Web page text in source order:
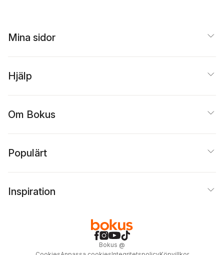
Mina sidor
Hjälp
Om Bokus
Populärt
Inspiration
Bokus @